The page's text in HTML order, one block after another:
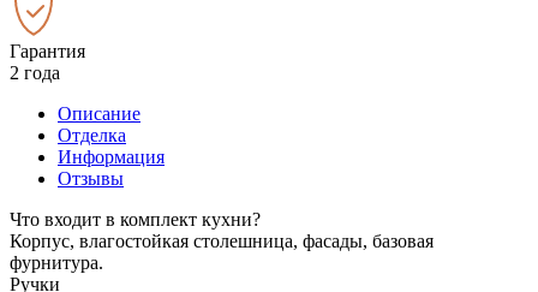
Гарантия
2 года
Описание
Отделка
Информация
Отзывы
Что входит в комплект кухни?
Корпус, влагостойкая столешница, фасады, базовая
фурнитура.
Ручки